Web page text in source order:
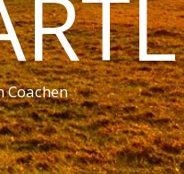
Coachen